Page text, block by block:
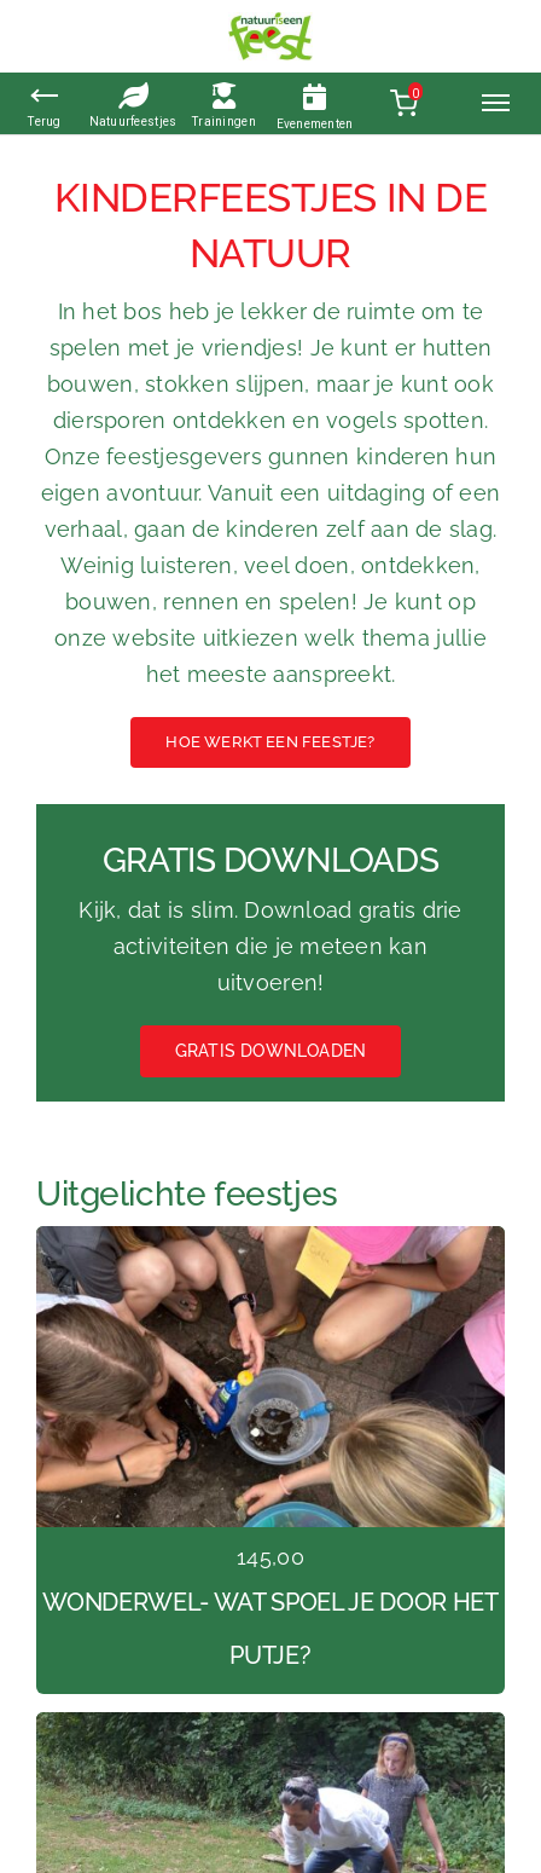
KINDERFEESTJES IN DE
NATUUR
In het bos heb je lekker de ruimte om te
spelen met je vriendjes! Je kunt er hutten
bouwen, stokken slijpen, maar je kunt ook
diersporen ontdekken en vogels spotten.
Onze feestjesgevers gunnen kinderen hun
eigen avontuur. Vanuit een uitdaging of een
verhaal, gaan de kinderen zelf aan de slag.
Weinig luisteren, veel doen, ontdekken,
bouwen, rennen en spelen! Je kunt op
onze website uitkiezen welk thema jullie
het meeste aanspreekt.
HOE WERKT EEN FEESTJE?
GRATIS DOWNLOADS
Kijk, dat is slim. Download gratis drie
activiteiten die je meteen kan
uitvoeren!
GRATIS DOWNLOADEN
Uitgelichte feestjes
145,00
WONDERWEL- WAT SPOEL JE DOOR HET
PUTJE?
0